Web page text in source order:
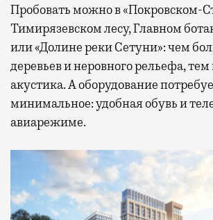
Пробовать можно в «Покровском-
Тимирязевском лесу, Главном
или «Долине реки Сетуни»: чем
деревьев и неровного рельефа,
акустика. А оборудование
минимальное: удобная обувь и
авиарежиме.